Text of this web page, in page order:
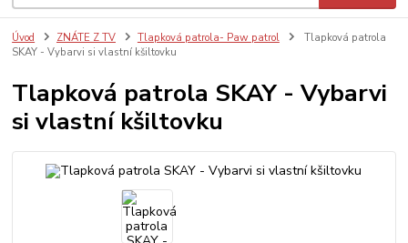
Úvod ZNÁTE Z TV Tlapková patrola- Paw patrol
Tlapková patrola
SKAY - Vybarvi si vlastní kšiltovku
Tlapková patrola SKAY - Vybarvi
si vlastní kšiltovku